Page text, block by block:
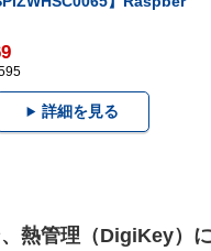
詳細を見る
熱管理（DigiKey）